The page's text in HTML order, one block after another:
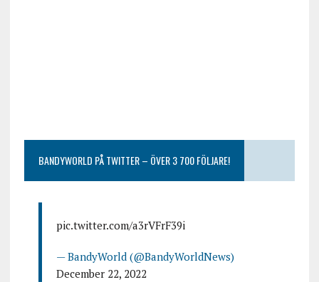
BANDYWORLD PÅ TWITTER – ÖVER 3 700 FÖLJARE!
pic.twitter.com/a3rVFrF39i
— BandyWorld (@BandyWorldNews)
December 22, 2022